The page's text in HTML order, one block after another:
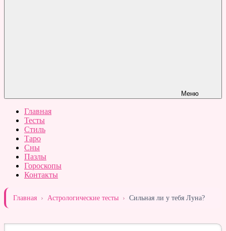
Меню
Главная
Тесты
Стиль
Таро
Сны
Пазлы
Гороскопы
Контакты
Главная › Астрологические тесты › Сильная ли у тебя Луна?